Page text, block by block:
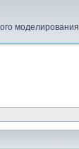
моделирования